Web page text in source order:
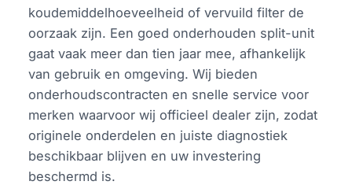
koudemiddelhoeveelheid of vervuild filter de
oorzaak zijn. Een goed onderhouden split-unit
gaat vaak meer dan tien jaar mee, afhankelijk
van gebruik en omgeving. Wij bieden
onderhoudscontracten en snelle service voor
merken waarvoor wij officieel dealer zijn, zodat
originele onderdelen en juiste diagnostiek
beschikbaar blijven en uw investering
beschermd is.